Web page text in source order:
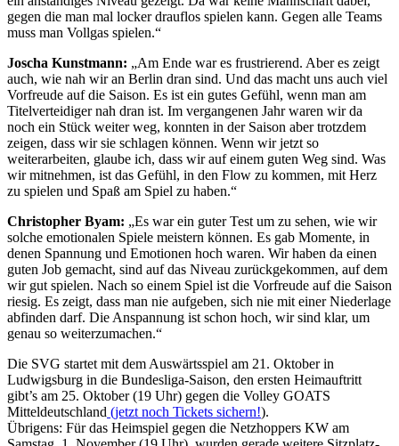
gegen die man mal locker drauflos spielen kann. Gegen alle Teams
muss man Vollgas spielen.“
Joscha Kunstmann: „Am Ende war es frustrierend. Aber es zeigt
auch, wie nah wir an Berlin dran sind. Und das macht uns auch viel
Vorfreude auf die Saison. Es ist ein gutes Gefühl, wenn man am
Titelverteidiger nah dran ist. Im vergangenen Jahr waren wir da
noch ein Stück weiter weg, konnten in der Saison aber trotzdem
zeigen, dass wir sie schlagen können. Wenn wir jetzt so
weiterarbeiten, glaube ich, dass wir auf einem guten Weg sind. Was
wir mitnehmen, ist das Gefühl, in den Flow zu kommen, mit Herz
zu spielen und Spaß am Spiel zu haben.“
Christopher Byam: „Es war ein guter Test um zu sehen, wie wir
solche emotionalen Spiele meistern können. Es gab Momente, in
denen Spannung und Emotionen hoch waren. Wir haben da einen
guten Job gemacht, sind auf das Niveau zurückgekommen, auf dem
wir gut spielen. Nach so einem Spiel ist die Vorfreude auf die Saison
riesig. Es zeigt, dass man nie aufgeben, sich nie mit einer Niederlage
abfinden darf. Die Anspannung ist schon hoch, wir sind klar, um
genau so weiterzumachen.“
Die SVG startet mit dem Auswärtsspiel am 21. Oktober in
Ludwigsburg in die Bundesliga-Saison, den ersten Heimauftritt
gibt’s am 25. Oktober (19 Uhr) gegen die Volley GOATS
Mitteldeutschland (jetzt noch Tickets sichern!).
Übrigens: Für das Heimspiel gegen die Netzhoppers KW am